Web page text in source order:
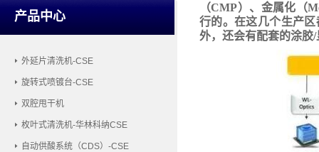
产品中心
外延片清洗机-CSE
旋转式喷镀台-CSE
双腔甩干机
枚叶式清洗机-华林科纳CSE
自动供酸系统（CDS）-CSE
（CMP）、金属化（
行的。在这几个生产
外，还会有配套的涂胶